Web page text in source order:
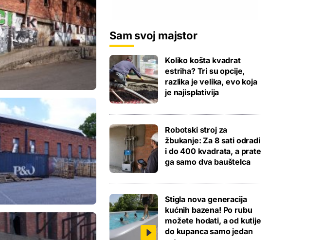
Sam svoj majstor
Koliko košta kvadrat
estriha? Tri su opcije,
razlika je velika, evo koja
je najisplativija
Robotski stroj za
žbukanje: Za 8 sati odradi
i do 400 kvadrata, a prate
ga samo dva bauštelca
Stigla nova generacija
kućnih bazena! Po rubu
možete hodati, a od kutije
do kupanca samo jedan